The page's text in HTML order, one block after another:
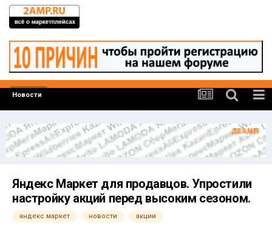
Новости
Яндекс Маркет для продавцов. Упростили
настройку акций перед высоким сезоном.
яндекс маркет новости акции